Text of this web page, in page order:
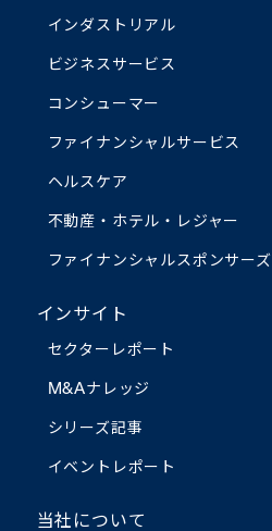
インダストリアル
ビジネスサービス
コンシューマー
ファイナンシャルサービス
ヘルスケア
不動産・ホテル・レジャー
ファイナンシャルスポンサーズ
インサイト
セクターレポート
M&Aナレッジ
シリーズ記事
イベントレポート
当社について